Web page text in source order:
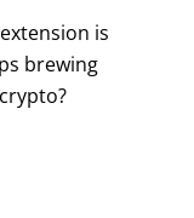
is
brewing